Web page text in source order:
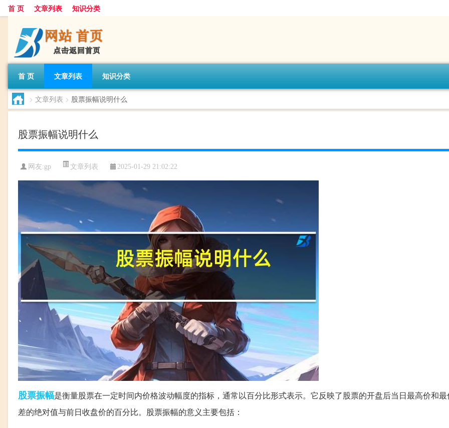
首 页 文章列表 知识分类
首 页 文章列表 知识分类
> 文章列表 > 股票振幅说明什么
股票振幅说明什么
网友:gp 文章列表 2025-01-29 21:02:22
股票振幅是衡量股票在一定时间内价格波动幅度的指标，通常以百分比形式表示。它反映了股票的开盘后当日最高价和
差的绝对值与前日收盘价的百分比。股票振幅的意义主要包括：